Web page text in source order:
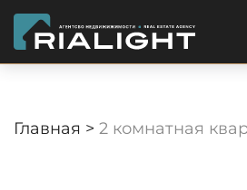
Главная > 2 комнатная